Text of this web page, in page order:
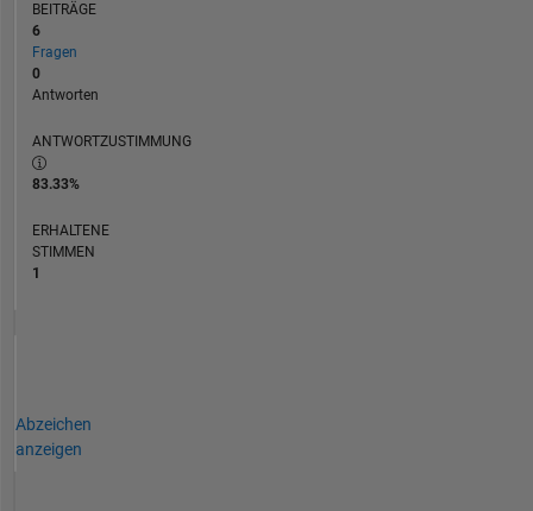
BEITRÄGE
6
Fragen
0
Antworten
ANTWORTZUSTIMMUNG
83.33%
ERHALTENE
STIMMEN
1
Abzeichen
anzeigen